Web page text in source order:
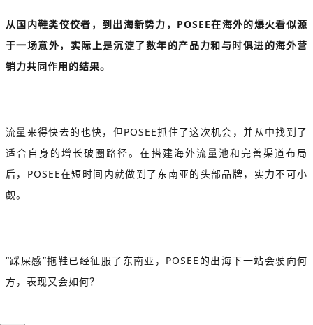
从国内鞋类佼佼者，到出海新势力，POSEE在海外的爆火看似源
于一场意外，实际上是沉淀了数年的产品力和与时俱进的海外营
销力共同作用的结果。
流量来得快去的也快，但POSEE抓住了这次机会，并从中找到了
适合自身的增长破圈路径。在搭建海外流量池和完善渠道布局
后，POSEE在短时间内就做到了东南亚的头部品牌，实力不可小
觑。
“踩屎感”拖鞋已经征服了东南亚，POSEE的出海下一站会驶向何
方，表现又会如何？